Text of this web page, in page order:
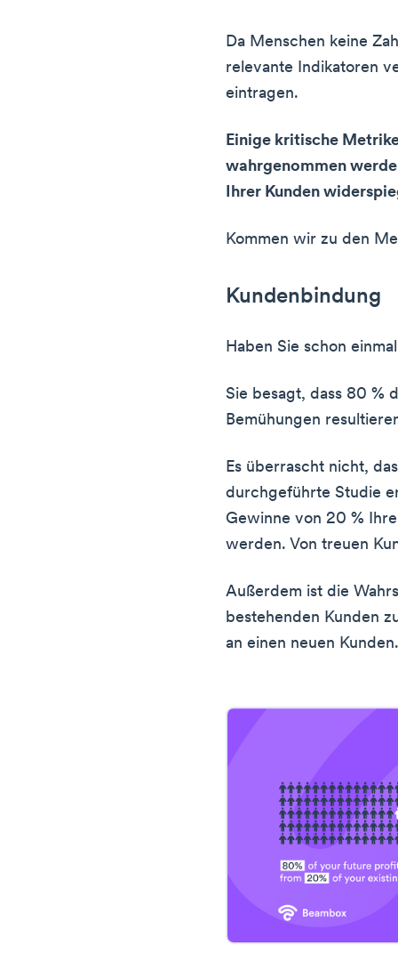
Da Menschen keine
relevante Indikatoren
eintragen.
Einige kritische
wahrgenommen
Ihrer Kunden
Kommen wir zu den
Kundenbindung
Haben Sie schon
Sie besagt, dass 80 %
Bemühungen
Es überrascht nicht,
durchgeführte Studie
Gewinne von 20 %
werden. Von treuen
Außerdem ist die
bestehenden Kunden
an einen neuen